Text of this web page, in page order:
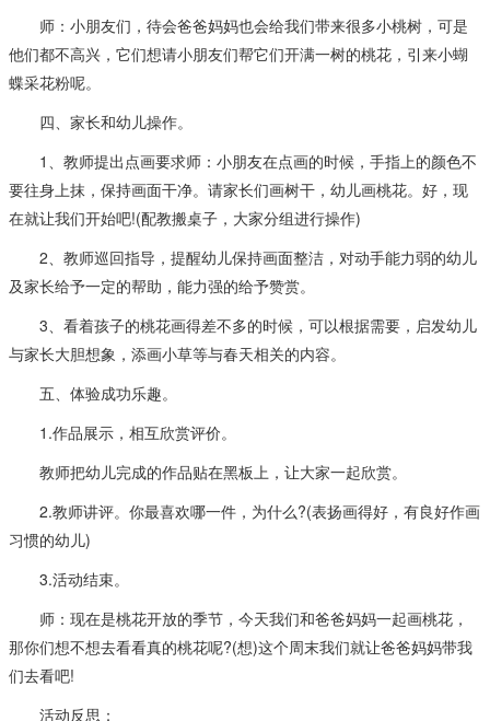
师：小朋友们，待会爸爸妈妈也会给我们带来很多小桃树，可是
他们都不高兴，它们想请小朋友们帮它们开满一树的桃花，引来小蝴
蝶采花粉呢。
四、家长和幼儿操作。
1、教师提出点画要求师：小朋友在点画的时候，手指上的颜色不
要往身上抹，保持画面干净。请家长们画树干，幼儿画桃花。好，现
在就让我们开始吧!(配教搬桌子，大家分组进行操作)
2、教师巡回指导，提醒幼儿保持画面整洁，对动手能力弱的幼儿
及家长给予一定的帮助，能力强的给予赞赏。
3、看着孩子的桃花画得差不多的时候，可以根据需要，启发幼儿
与家长大胆想象，添画小草等与春天相关的内容。
五、体验成功乐趣。
1.作品展示，相互欣赏评价。
教师把幼儿完成的作品贴在黑板上，让大家一起欣赏。
2.教师讲评。你最喜欢哪一件，为什么?(表扬画得好，有良好作画
习惯的幼儿)
3.活动结束。
师：现在是桃花开放的季节，今天我们和爸爸妈妈一起画桃花，
那你们想不想去看看真的桃花呢?(想)这个周末我们就让爸爸妈妈带我
们去看吧!
活动反思：